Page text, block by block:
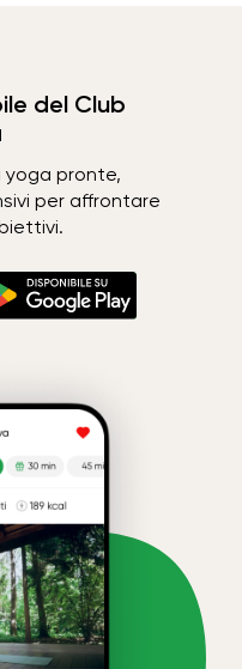
del Club
yoga pronte,
per affrontare